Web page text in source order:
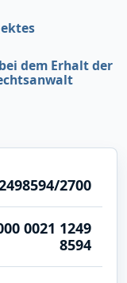
dem Erhalt der
2700
0021 1249
8594